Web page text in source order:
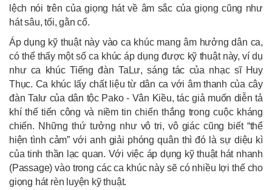
lệch nói trên của giọng hát về âm sắc của giọng cũng như
hát sâu, tối, gằn cổ.
Áp dụng kỹ thuật này vào ca khúc mang âm hưởng dân ca,
có thể thấy một số ca khúc áp dụng được kỹ thuật này, ví dụ
như ca khúc Tiếng đàn TaLư, sáng tác của nhạc sĩ Huy
Thục. Ca khúc lấy chất liệu từ dân ca với âm thanh của cây
đàn Talư của dân tộc Pako - Vân Kiều, tác giả muốn diễn tả
khí thế tiến công và niềm tin chiến thắng trong cuộc kháng
chiến. Những thứ tưởng như vô tri, vô giác cũng biết “thể
hiện tình cảm” với anh giải phóng quân thì đó là sự diệu kì
của tinh thần lạc quan. Với việc áp dụng kỹ thuật hát nhanh
(Passage) vào trong các ca khúc này sẽ có nhiều lợi thế cho
giọng hát rèn luyện kỹ thuật.